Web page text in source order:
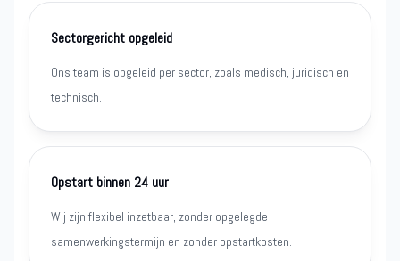
Sectorgericht opgeleid
Ons team is opgeleid per sector, zoals medisch, juridisch en
technisch.
Opstart binnen 24 uur
Wij zijn flexibel inzetbaar, zonder opgelegde
samenwerkingstermijn en zonder opstartkosten.